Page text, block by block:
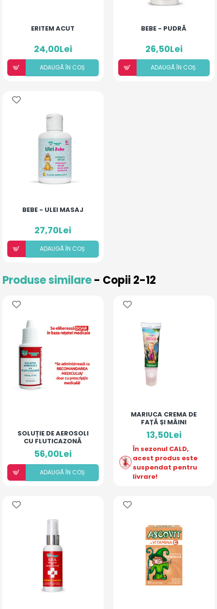
ERITEM ACUT
24,00Lei
ADAUGÃ ÎN COȘ
BEBE - PUDRĂ
26,50Lei
ADAUGÃ ÎN COȘ
BEBE - ULEI MASAJ
27,70Lei
ADAUGÃ ÎN COȘ
Produse similare- Copii 2-12
SOLUȚIE DE AEROSOLI
CU FLUTICAZONĂ
(20ML)
56,00Lei
ADAUGÃ ÎN COȘ
MARIUCA CREMA DE
FAȚĂ ȘI MÂINI
13,50Lei
În sezonul CALD,
acest produs este
suspendat pentru
livrare!